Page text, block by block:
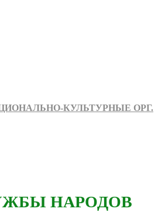
КУЛЬТУРНЫЕ ОРГ.
НАРОДОВ